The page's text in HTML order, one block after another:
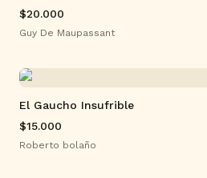
$20.000
Guy De Maupassant
El Gaucho Insufrible
$15.000
Roberto bolaño